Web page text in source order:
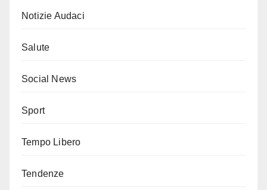
Notizie Audaci
Salute
Social News
Sport
Tempo Libero
Tendenze